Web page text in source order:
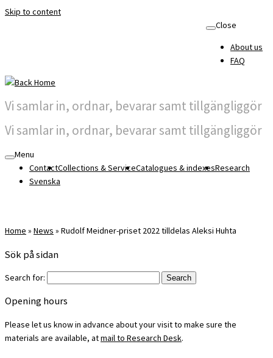
Skip to content
Close
About us
FAQ
Vi samlar in, ordnar, bevarar samt tillgängliggör
Vi samlar in, ordnar, bevarar samt tillgängliggör
Menu
ContactCollections & ServiceCatalogues & indexesResearch
Svenska
Home » News » Rudolf Meidner-priset 2022 tilldelas Aleksi Huhta
Sök på sidan
Search for:
Opening hours
Please let us know in advance about your visit to make sure the
materials are available, atmail to Research Desk.